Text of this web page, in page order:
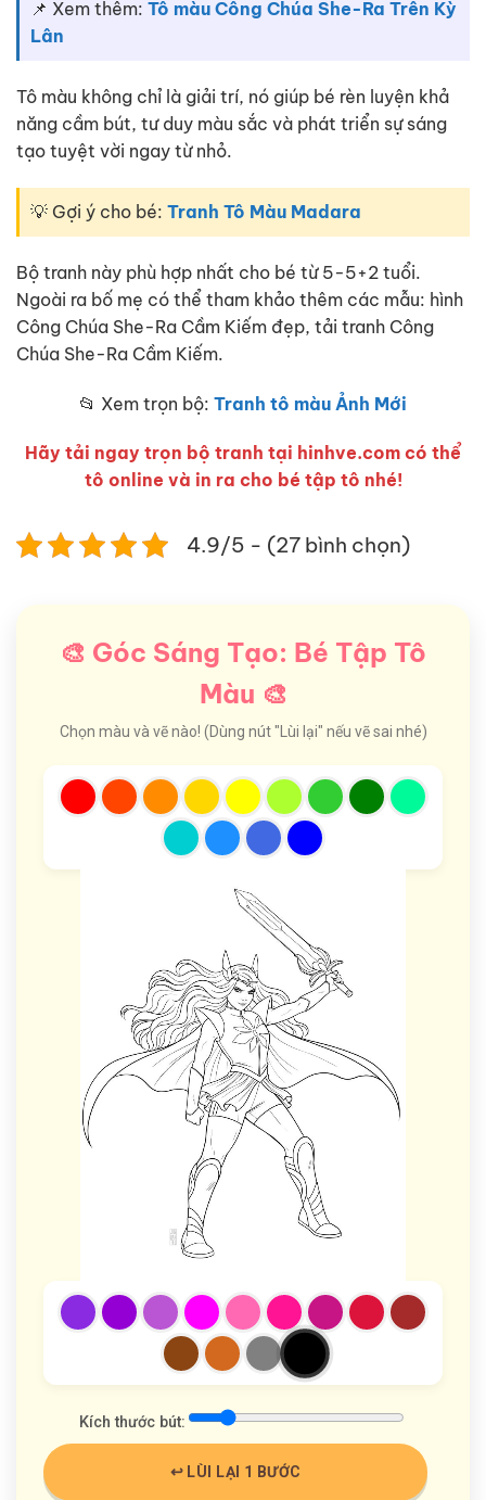
📌 Xem thêm: Tô màu Công Chúa She-Ra Trên Kỳ
Lân
Tô màu không chỉ là giải trí, nó giúp bé rèn luyện khả
năng cầm bút, tư duy màu sắc và phát triển sự sáng
tạo tuyệt vời ngay từ nhỏ.
💡 Gợi ý cho bé: Tranh Tô Màu Madara
Bộ tranh này phù hợp nhất cho bé từ 5-5+2 tuổi.
Ngoài ra bố mẹ có thể tham khảo thêm các mẫu: hình
Công Chúa She-Ra Cầm Kiếm đẹp, tải tranh Công
Chúa She-Ra Cầm Kiếm.
📂 Xem trọn bộ: Tranh tô màu Ảnh Mới
Hãy tải ngay trọn bộ tranh tại hinhve.com có thể
tô online và in ra cho bé tập tô nhé!
4.9/5 - (27 bình chọn)
🎨 Góc Sáng Tạo: Bé Tập Tô
Màu 🎨
Chọn màu và vẽ nào! (Dùng nút "Lùi lại" nếu vẽ sai nhé)
Kích thước bút:
↩️ LÙI LẠI 1 BƯỚC